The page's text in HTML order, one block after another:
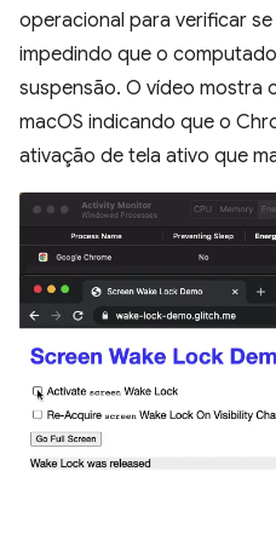
operacional para verificar
impedindo que o
suspensão. O vídeo mostra
macOS indicando que o
ativação de tela ativo que